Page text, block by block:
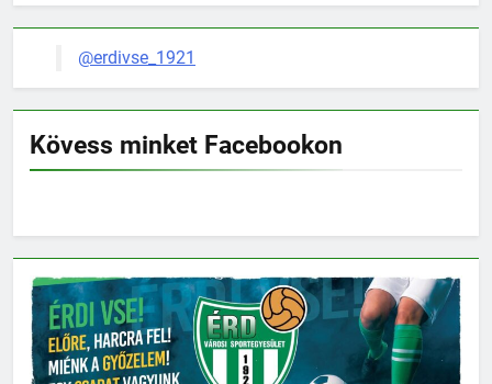
@erdivse_1921
Kövess minket Facebookon